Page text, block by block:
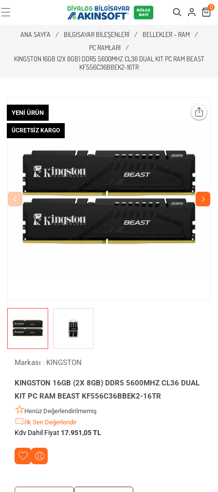
Search Cart
0
ANA SAYFA / BILGISAYAR BILEŞENLERI / BELLEKLER - RAM
/
PC RAMLARI
/
KINGSTON 16GB (2X 8GB) DDR5 5600MHZ CL36 DUAL KIT PC RAM BEAST
KF556C36BBEK2-16TR
YENI ÜRÜN
ÜCRETSIZ KARGO
Markası : KINGSTON
KINGSTON 16GB (2X 8GB) DDR5 5600MHZ CL36 DUAL
KIT PC RAM BEAST KF556C36BBEK2-16TR
Henüz Değerlendirilmemiş
İlk Sen Değerlendir
Kdv Dahil Fiyat 17.951,05 TL